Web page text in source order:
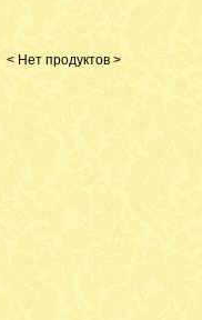
< Нет продуктов >